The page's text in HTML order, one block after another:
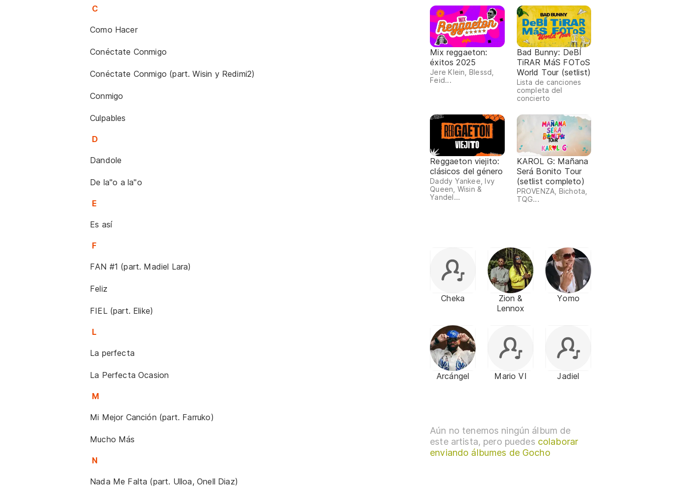
C
Como Hacer
Conéctate Conmigo
Conéctate Conmigo (part. Wisin y Redimi2)
Conmigo
Culpables
D
Dandole
De la''o a la''o
E
Es así
F
FAN #1 (part. Madiel Lara)
Feliz
FIEL (part. Elike)
L
La perfecta
La Perfecta Ocasion
M
Mi Mejor Canción (part. Farruko)
Mucho Más
N
Nada Me Falta (part. Ulloa, Onell Diaz)
Mix reggaeton:
éxitos 2025
Jere Klein, Blessd,
Feid...
Bad Bunny: DeBÍ
TiRAR MáS FOToS
World Tour (setlist)
Lista de canciones
completa del
concierto
Reggaeton viejito:
clásicos del género
Daddy Yankee, Ivy
Queen, Wisin &
Yandel...
KAROL G: Mañana
Será Bonito Tour
(setlist completo)
PROVENZA, Bichota,
TQG...
Cheka
Zion &
Lennox
Yomo
Arcángel Mario VI Jadiel
Aún no tenemos ningún álbum de
este artista, pero puedes colaborar
enviando álbumes de Gocho